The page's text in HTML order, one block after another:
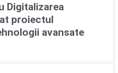
Digitalizarea
proiectul
avansate